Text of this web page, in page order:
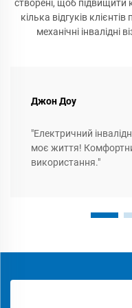
створені, щоб підвищити
кілька відгуків
механічні інвалідні
Джон Доу
"Електричний
моє життя!
використання."